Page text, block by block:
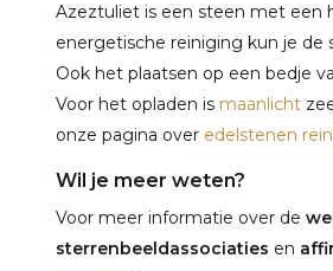
Azeztuliet is een steen met een
energetische reiniging kun je
Ook het plaatsen op een bedje
Voor het opladen is maanlicht
onze pagina over edelstenen
Wil je meer weten?
Voor meer informatie over de
sterrenbeeldassociaties en